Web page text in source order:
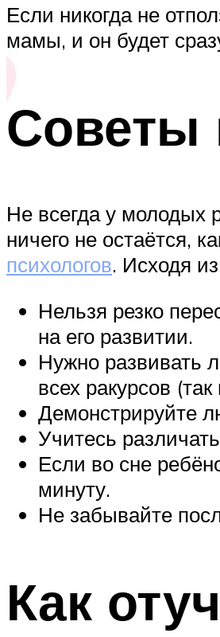
Если никогда не
мамы, и он будет
Советы
Не всегда у молодых
ничего не остаётся,
психологов. Исходя
Нельзя резко
на его развитии.
Нужно развивать
всех ракурсов
Демонстрируйте
Учитесь
Если во сне
минуту.
Не забывайте
Как